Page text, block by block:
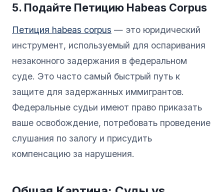
5. Подайте Петицию Habeas Corpus
Петиция habeas corpus — это юридический
инструмент, используемый для оспаривания
незаконного задержания в федеральном
суде. Это часто самый быстрый путь к
защите для задержанных иммигрантов.
Федеральные судьи имеют право приказать
ваше освобождение, потребовать проведение
слушания по залогу и присудить
компенсацию за нарушения.